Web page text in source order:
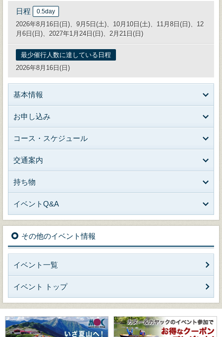
日程 0.5day
2026年8月16日(日)、9月5日(土)、10月10日(土)、11月8日(日)、12
月6日(日)、2027年1月24日(日)、2月21日(日)
最少催行人数に達している日程
2026年8月16日(日)
基本情報
お申し込み
コース・スケジュール
交通案内
持ち物
イベントQ&A
その他のイベント情報
イベント一覧
イベント トップ